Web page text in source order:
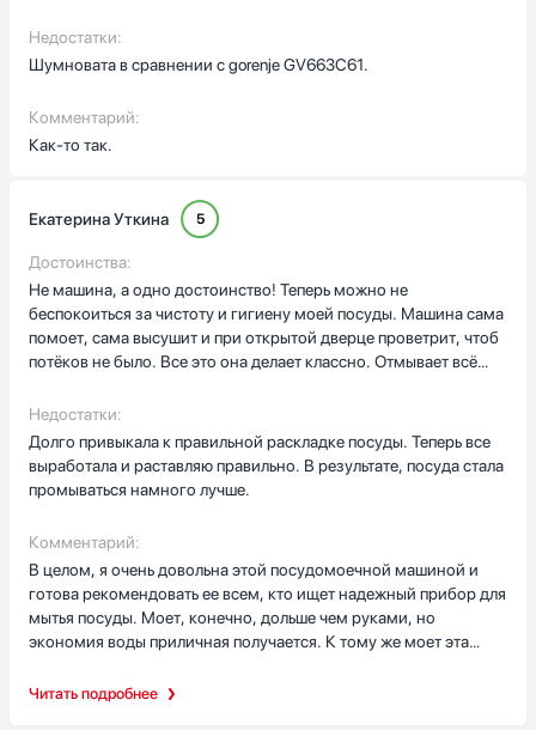
Недостатки:
Шумновата в сравнении с gorenje GV663C61.
Комментарий:
Как-то так.
Читать подробнее
Екатерина Уткина 5
Достоинства:
Не машина, а одно достоинство! Теперь можно не
беспокоиться за чистоту и гигиену моей посуды. Машина сама
помоет, сама высушит и при открытой дверце проветрит, чтоб
потёков не было. Все это она делает классно. Отмывает всё
Машина имеет неплохой набор режимов и программ.
Средства для мытья посуды полностью вымываются на любой
программе. Любое количество посуды промывается
тщательно. при правильной раскладке посуда лучше
промывается. В машине можно помыть не только посуду, но и
вытяжки. Есть таймер и поэтому, машину можно установить
работать ночью, чтоб утром выгрузить из нее хорошо помытую
и просушенную посуду.
Недостатки:
Долго привыкала к правильной раскладке посуды. Теперь все
выработала и раставляю правильно. В результате, посуда стала
промываться намного лучше.
Комментарий:
В целом, я очень довольна этой посудомоечной машиной и
готова рекомендовать ее всем, кто ищет надежный прибор для
мытья посуды. Моет, конечно, дольше чем руками, но
экономия воды приличная получается. К тому же моет эта
довольна, что приобрела именно эту модель!